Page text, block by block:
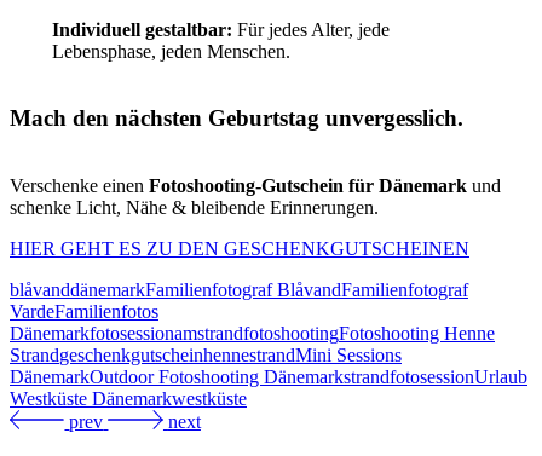
Individuell gestaltbar: Für jedes Alter, jede
Lebensphase, jeden Menschen.
Mach den nächsten Geburtstag unvergesslich.
Verschenke einen Fotoshooting-Gutschein für Dänemark und
schenke Licht, Nähe & bleibende Erinnerungen.
HIER GEHT ES ZU DEN GESCHENKGUTSCHEINEN
blåvanddänemarkFamilienfotograf BlåvandFamilienfotograf
VardeFamilienfotos
DänemarkfotosessionamstrandfotoshootingFotoshooting Henne
StrandgeschenkgutscheinhennestrandMini Sessions
DänemarkOutdoor Fotoshooting DänemarkstrandfotosessionUrlaub
Westküste Dänemarkwestküste
prev
next